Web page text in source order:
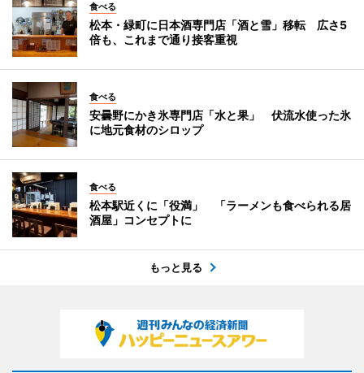
食べる
松本・緑町に日本酒専門店「酒と雪」移転 広さ5
倍も、これまで通り接客重視
食べる
安曇野にかき氷専門店「水と果」 伏流水使った氷
に地元食材のシロップ
食べる
松本駅近くに「役満」 「ラーメンも食べられる居
酒屋」コンセプトに
もっと見る